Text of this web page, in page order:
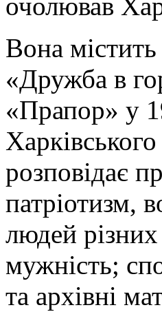
очолював
Вона
«Дружба в
«Прапор» у
розповідає
патріотизм,
людей
мужність;
та архівні